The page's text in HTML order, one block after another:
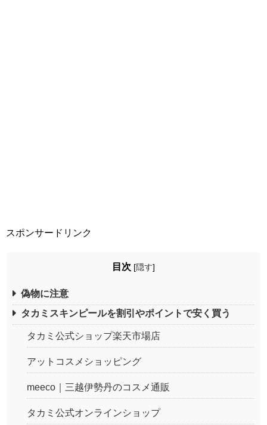
スポンサードリンク
目次 [隠す]
偽物に注意
タカミスキンピールを割引やポイントで安く買う
タカミ公式ショップ楽天市場店
アットコスメショッピング
meeco｜三越伊勢丹のコスメ通販
タカミ公式オンラインショップ